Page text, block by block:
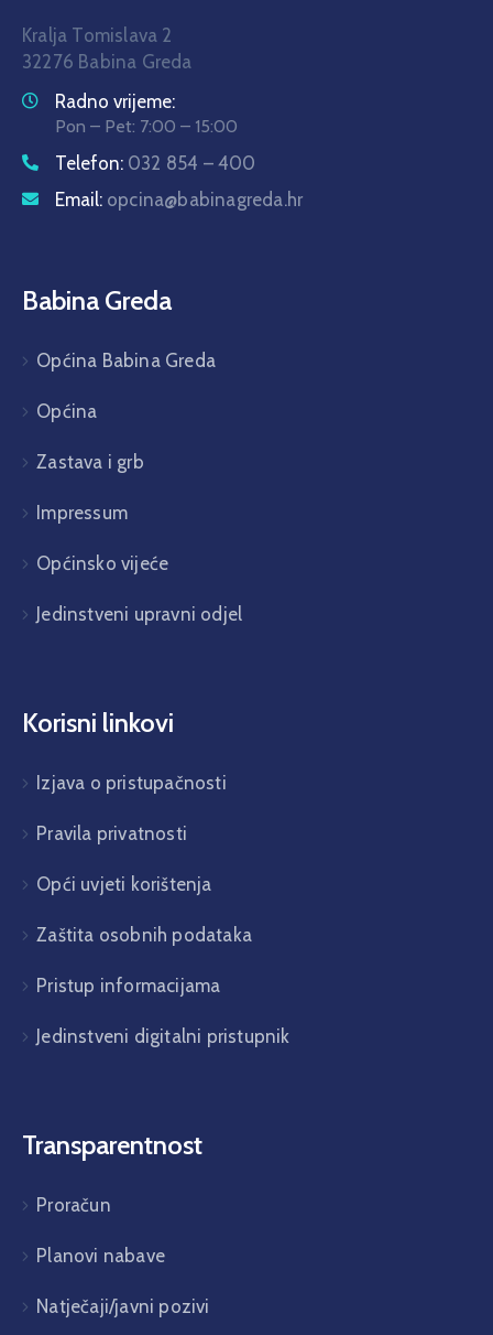
Kralja Tomislava 2
32276 Babina Greda
Radno vrijeme:
Pon – Pet: 7:00 – 15:00
Telefon: 032 854 – 400
Email: opcina@babinagreda.hr
Babina Greda
Općina Babina Greda
Općina
Zastava i grb
Impressum
Općinsko vijeće
Jedinstveni upravni odjel
Korisni linkovi
Izjava o pristupačnosti
Pravila privatnosti
Opći uvjeti korištenja
Zaštita osobnih podataka
Pristup informacijama
Jedinstveni digitalni pristupnik
Transparentnost
Proračun
Planovi nabave
Natječaji/javni pozivi